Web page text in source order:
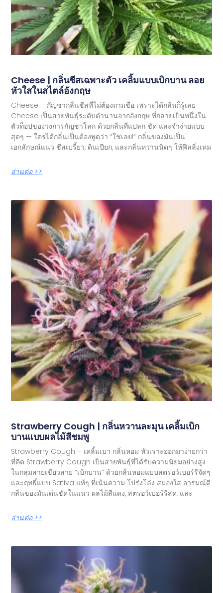
Cheese | กลิ่นชีสเฉพาะตัว เคลิ้มแบบเบิกบาน ลอย
หัวใสในสไตล์อังกฤษ
Cheese – กัญชากลิ่นชีสที่ไม่ต้องถามชื่อ เพราะได้กลิ่นก็รู้เลย
Cheese เป็นสายพันธุ์ระดับตำนานจากอังกฤษ ที่กลายเป็นหนึ่งใน
ตัวท็อปของวงการกัญชาโลก ด้วยกลิ่นที่แปลก ชัด และจำง่ายแบบ
สุดๆ — ใครได้กลิ่นเป็นต้องพูดว่า “ใช่เลย!” กลิ่นของมันเป็น
เอกลักษณ์แนว ชีสเปรี้ยว, ดินเปียก, และกลิ่นหวานนิดๆ ให้ฟีลลิ่งเหม
อ่านต่อ >>
Strawberry Cough | กลิ่นหวานละมุน เคลิ้มเบิก
บานแบบผลไม้สีชมพู
Strawberry Cough – เคลิ้มเบา กลิ่นหอม หัวเราะออกมาง่ายกว่า
ที่คิด Strawberry Cough เป็นสายพันธุ์ที่ได้รับความนิยมอย่างสูง
ในกลุ่มสายเขียวสาย “เบิกบาน” ด้วยกลิ่นหอมแบบสตรอว์เบอร์รีจัดๆ
และฤทธิ์แบบ Sativa แท้ๆ ที่เน้นความ โปร่งโล่ง สมองใส อารมณ์ดี
กลิ่นของมันเด่นชัดในแนว ผลไม้สีแดง, สตรอว์เบอร์รีสด, และ
อ่านต่อ >>